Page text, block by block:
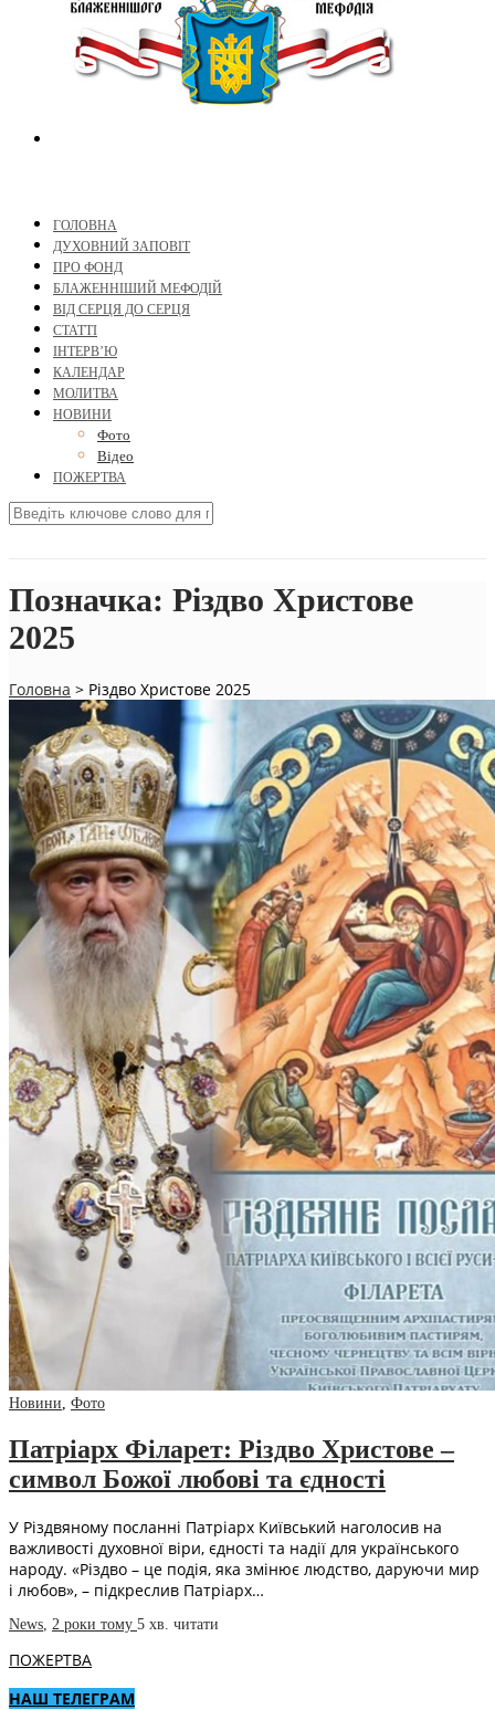
ГОЛОВНА
ДУХОВНИЙ ЗАПОВІТ
ПРО ФОНД
БЛАЖЕННІШИЙ МЕФОДІЙ
ВІД СЕРЦЯ ДО СЕРЦЯ
СТАТТІ
ІНТЕРВ’Ю
КАЛЕНДАР
МОЛИТВА
НОВИНИ
Фото
Відео
ПОЖЕРТВА
Позначка: Різдво Христове
2025
Головна > Різдво Христове 2025
Новини, Фото
Патріарх Філарет: Різдво Христове –
символ Божої любові та єдності
У Різдвяному посланні Патріарх Київський наголосив на
важливості духовної віри, єдності та надії для українського
народу. «Різдво – це подія, яка змінює людство, даруючи мир
і любов», – підкреслив Патріарх…
News, 2 роки тому 5 хв. читати
ПОЖЕРТВА
НАШ ТЕЛЕГРАМ